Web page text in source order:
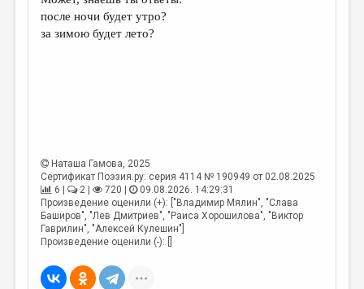
КОЛОНКА РЕДАКТОРА
ЛИТЕРАТУРОВЕДЕНИЕ
КУЛЬТУРОВЕДЕНИЕ
ПУБЛИЦИСТИКА
РЕЦЕНЗИРОВАНИЕ
ЦИКЛЫ ПУБЛИКАЦИЙ
после ночи будет утро?
за зимою будет лето?
Наташа Гамова, 2025
Сертификат Поэзия.ру: серия 4114 № 190949 от 02.08.2025
6 |
2 | 720 |
09.08.2026. 14:29:31
Произведение оценили (+): ["Владимир Мялин", "Слава
Баширов", "Лев Дмитриев", "Раиса Хорошилова", "Виктор
Гаврилин", "Алексей Кулешин"]
Произведение оценили (-): []